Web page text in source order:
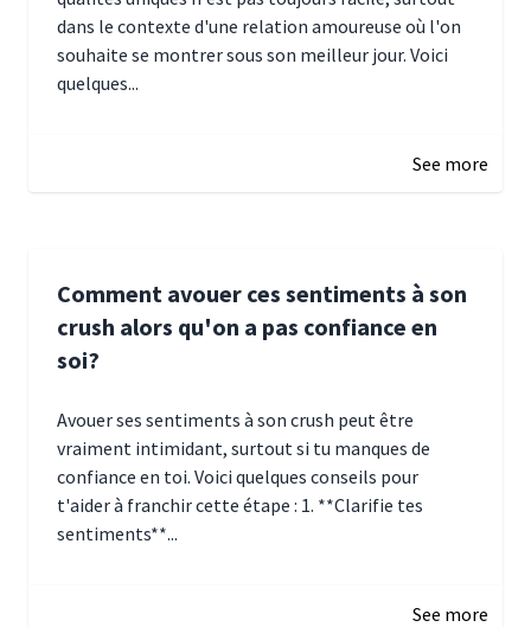
dans le contexte d'une relation amoureuse où l'on
souhaite se montrer sous son meilleur jour. Voici
quelques...
See more
Comment avouer ces sentiments à son
crush alors qu'on a pas confiance en
soi?
Avouer ses sentiments à son crush peut être
vraiment intimidant, surtout si tu manques de
confiance en toi. Voici quelques conseils pour
t'aider à franchir cette étape : 1. **Clarifie tes
sentiments**...
See more